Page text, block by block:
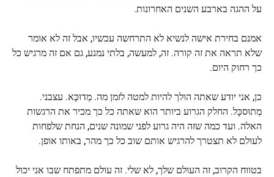
על ההגה בארבע השנים האחרונות.
אמנם בחירת אישה לנשיא לא התרחשה עכשיו, אבל זה לא אומר
שלא תראה את זה קורה. זה, למעשה, בלתי נמנע, גם אם זה מרגיש כל
כך רחוק היום.
כן, אני יודע שאתה הולך להיות למטה לזמן מה. מְדוּכָּא. עצבני.
מְתוּסכָּל. החלק הגרוע ביותר הוא שאתה כל כך מכיר את הרגשות
האלה. ועד כמה שזה היה גרוע לפני שמונה שנים, הנחת שלפחות
לעולם לא תצטרך להרגיש אותם שוב כל כך מהר, באותו אופן.
בטווח הקרוב, זה העולם שלך, לא שלי. זה עולם מתפתח שבו אני יכול